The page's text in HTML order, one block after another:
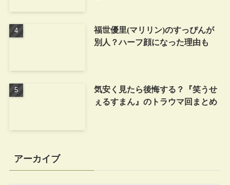
福世優里(マリリン)のすっぴんが
別人？ハーフ顔になった理由も
気安く見たら後悔する？『笑うせ
ぇるすまん』のトラウマ回まとめ
アーカイブ